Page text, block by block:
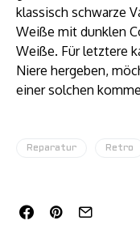
klassisch schwarze
Weiße mit dunklen
Weiße. Für letztere
Niere hergeben,
einer solchen
Reparatur Retro